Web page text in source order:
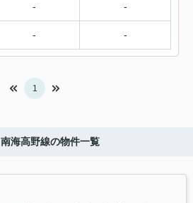
- -
- -
1
南海高野線の物件一覧